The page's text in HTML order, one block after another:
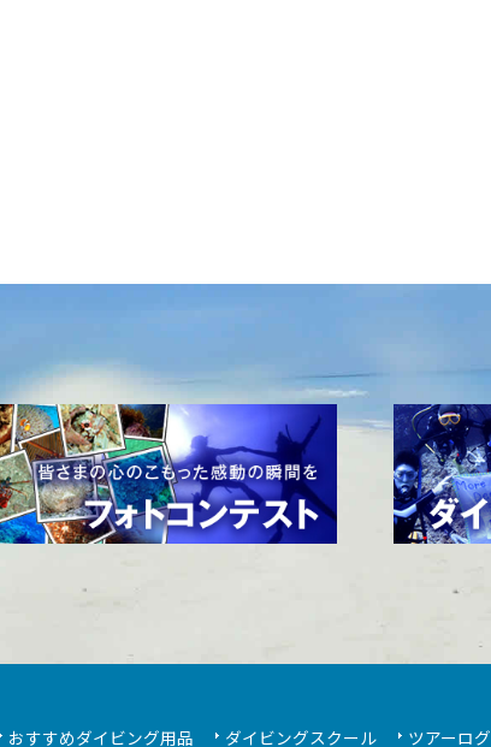
おすすめダイビング用品 ダイビングスクール ツアーログ